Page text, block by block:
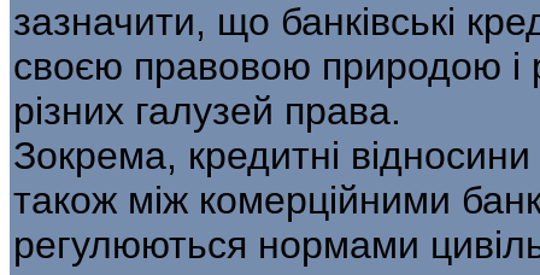
зазначити, що банківські
своєю правовою природою
різних галузей права.
Зокрема, кредитні
також між комерційними
регулюються нормами